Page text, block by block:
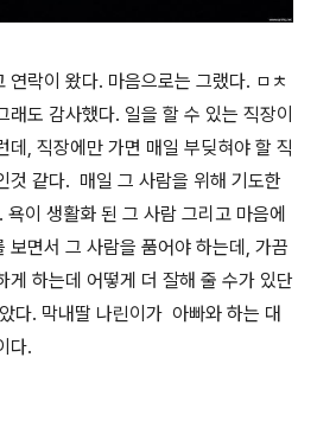
연락이 왔다. 마음으로는 그랬다. ㅁㅊ
래도 감사했다. 일을 할 수 있는 직장이
데, 직장에만 가면 매일 부딪혀야 할 직
것 같다. 매일 그 사람을 위해 기도한
이 생활화 된 그 사람 그리고 마음에
보면서 그 사람을 품어야 하는데, 가끔
게 하는데 어떻게 더 잘해 줄 수가 있단
다. 막내딸 나린이가 아빠와 하는 대
다.